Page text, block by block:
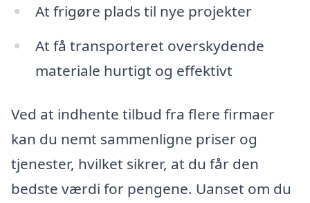
At frigøre plads til nye projekter
At få transporteret overskydende
materiale hurtigt og effektivt
Ved at indhente tilbud fra flere firmaer
kan du nemt sammenligne priser og
tjenester, hvilket sikrer, at du får den
bedste værdi for pengene. Uanset om du